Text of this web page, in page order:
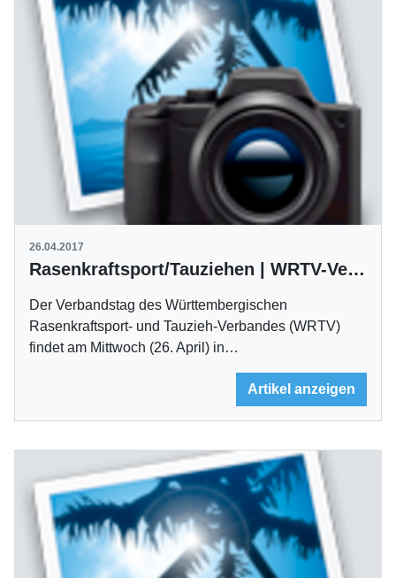
26.04.2017
Rasenkraftsport/Tauziehen | WRTV-Verbandstag am 26. April in Waiblingen
Der Verbandstag des Württembergischen
Rasenkraftsport- und Tauzieh-Verbandes (WRTV)
findet am Mittwoch (26. April) in…
Artikel anzeigen